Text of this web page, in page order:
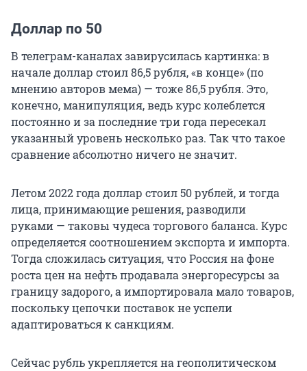
Доллар по 50
В телеграм-каналах завирусилась картинка: в
начале доллар стоил 86,5 рубля, «в конце» (по
мнению авторов мема) — тоже 86,5 рубля. Это,
конечно, манипуляция, ведь курс колеблется
постоянно и за последние три года пересекал
указанный уровень несколько раз. Так что такое
сравнение абсолютно ничего не значит.
Летом 2022 года доллар стоил 50 рублей, и тогда
лица, принимающие решения, разводили
руками — таковы чудеса торгового баланса. Курс
определяется соотношением экспорта и импорта.
Тогда сложилась ситуация, что Россия на фоне
роста цен на нефть продавала энергоресурсы за
границу задорого, а импортировала мало товаров,
поскольку цепочки поставок не успели
адаптироваться к санкциям.
Сейчас рубль укрепляется на геополитическом